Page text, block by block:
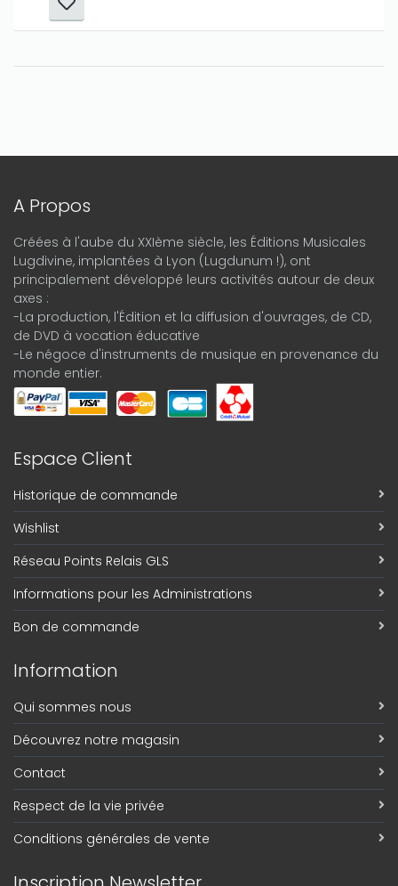
A Propos
Créées à l'aube du XXIème siècle, les Éditions Musicales
Lugdivine, implantées à Lyon (Lugdunum !), ont
principalement développé leurs activités autour de deux
axes :
-La production, l'Édition et la diffusion d'ouvrages, de CD,
de DVD à vocation éducative
-Le négoce d'instruments de musique en provenance du
monde entier.
Espace Client
Historique de commande
Wishlist
Réseau Points Relais GLS
Informations pour les Administrations
Bon de commande
Information
Qui sommes nous
Découvrez notre magasin
Contact
Respect de la vie privée
Conditions générales de vente